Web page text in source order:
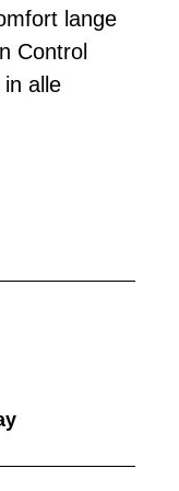
lange
Control
alle